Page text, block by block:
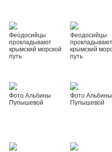
Феодосийцы
прокладывают
крымский морской
путь
Феодосийцы
крымский
путь
Фото Альбины
Пупышевой
Фото Альбины
Пупышевой